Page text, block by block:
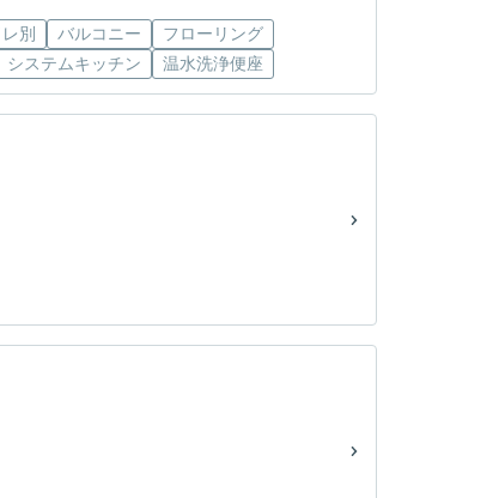
別 バルコニー
フローリング
システムキッチン 温水洗浄便座